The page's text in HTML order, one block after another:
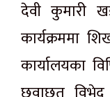
देवी कुमारी
कार्यक्रममा
कार्यालयका